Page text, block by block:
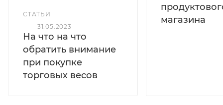
СТАТЬИ
— 31.05.2023
На что на что
обратить внимание
при покупке
торговых весов
магазина